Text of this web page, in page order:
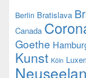
Berlin Bratislava
Canada
Goethe
Kunst Köln